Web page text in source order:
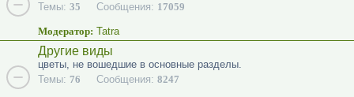
Темы: 35 Сообщения: 17059
Модератор: Tatra
Другие виды
цветы, не вошедшие в основные разделы.
Темы: 76 Сообщения: 8247